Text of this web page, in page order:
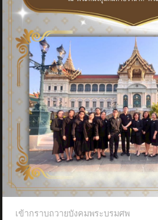
เข้ากราบถวายบังคมพระบรมศพ